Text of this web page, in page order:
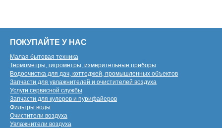
ПОКУПАЙТЕ У НАС
Малая бытовая техника
Термометры, гигрометры, измерительные приборы
Водоочистка для дач, коттеджей, промышленных объектов
Запчасти для увлажнителей и очистителей воздуха
Услуги сервисной службы
Запчасти для кулеров и пурифайеров
Фильтры воды
Очистители воздуха
Увлажнители воздуха